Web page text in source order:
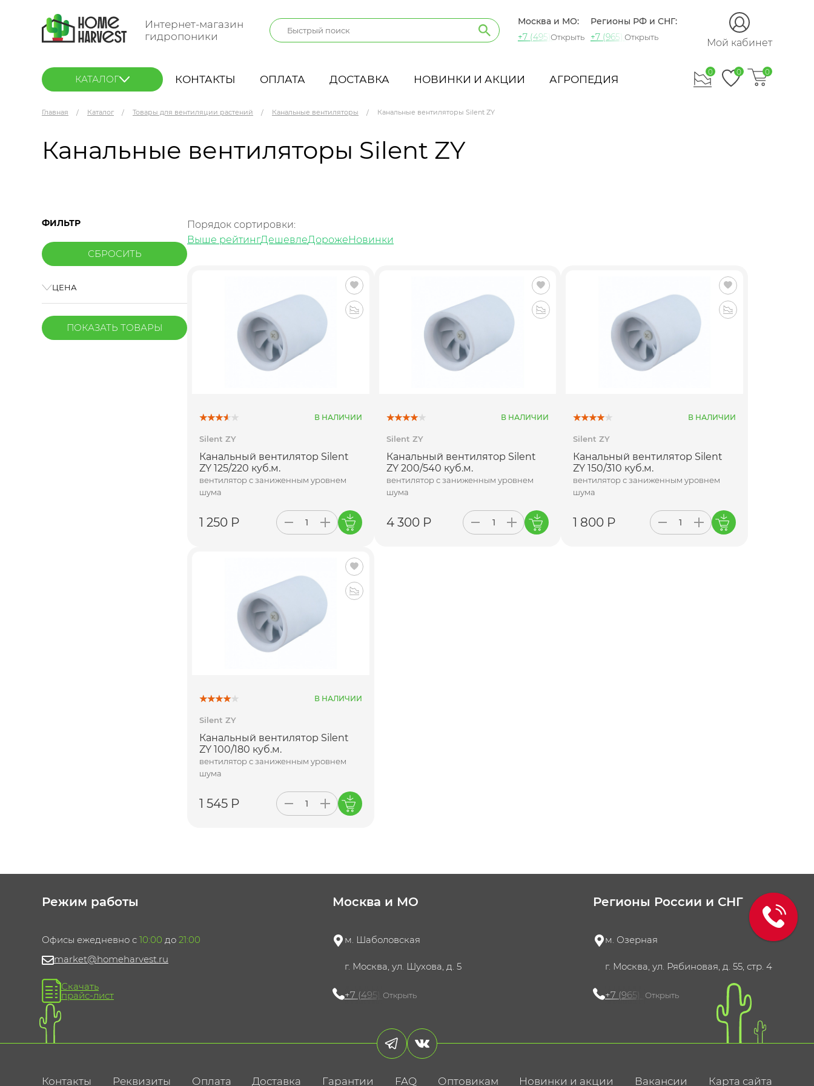
Интернет-магазин
гидропоники
Москва и МО:
+7 (495) 721-60-15
Открыть
Регионы РФ и СНГ:
+7 (965) 420-10-10
Открыть Мой кабинет
КАТАЛОГ КОНТАКТЫ ОПЛАТА ДОСТАВКА НОВИНКИ И АКЦИИ АГРОПЕДИЯ
0 0 0
Главная Каталог Товары для вентиляции растений Канальные вентиляторы Канальные вентиляторы Silent ZY
Канальные вентиляторы Silent ZY
ФИЛЬТР
ЦЕНА
ПОКАЗАТЬ ТОВАРЫ
Порядок сортировки:
Выше рейтингДешевлеДорожеНовинки
В НАЛИЧИИ
Silent ZY
Канальный вентилятор Silent
ZY 125/220 куб.м.
вентилятор с заниженным уровнем
шума
1 250 Р
В НАЛИЧИИ
Silent ZY
Канальный вентилятор Silent
ZY 200/540 куб.м.
вентилятор с заниженным уровнем
шума
4 300 Р
В НАЛИЧИИ
Silent ZY
Канальный вентилятор Silent
ZY 150/310 куб.м.
вентилятор с заниженным уровнем
шума
1 800 Р
В НАЛИЧИИ
Silent ZY
Канальный вентилятор Silent
ZY 100/180 куб.м.
вентилятор с заниженным уровнем
шума
1 545 Р
Режим работы
Офисы ежедневно с 10:00 до 21:00
market@homeharvest.ru
Скачать
прайс-лист
Москва и МО
м. Шаболовская
г. Москва, ул. Шухова, д. 5
+7 (495) 721-60-15
Открыть
Регионы России и СНГ
м. Озерная
г. Москва, ул. Рябиновая, д. 55, стр. 4
+7 (965) 420-10-10
Открыть
Контакты Реквизиты Оплата Доставка Гарантии FAQ Оптовикам Новинки и акции Вакансии Карта сайта